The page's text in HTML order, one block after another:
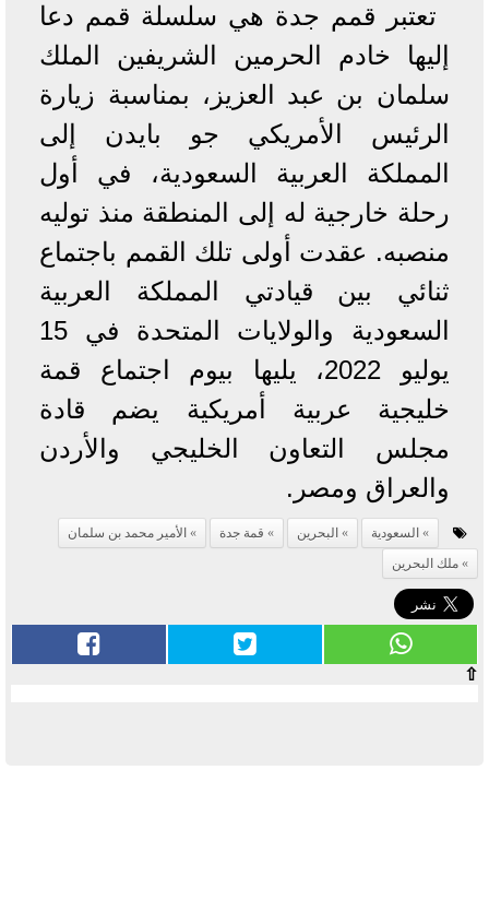
تعتبر قمم جدة هي سلسلة قمم دعا
إليها خادم الحرمين الشريفين الملك
سلمان بن عبد العزيز، بمناسبة زيارة
الرئيس الأمريكي جو بايدن إلى
المملكة العربية السعودية، في أول
رحلة خارجية له إلى المنطقة منذ توليه
منصبه. عقدت أولى تلك القمم باجتماع
ثنائي بين قيادتي المملكة العربية
السعودية والولايات المتحدة في 15
يوليو 2022، يليها بيوم اجتماع قمة
خليجية عربية أمريكية يضم قادة
مجلس التعاون الخليجي والأردن
والعراق ومصر.
السعودية البحرين قمة جدة
الأمير محمد بن سلمان
ملك البحرين
⇧